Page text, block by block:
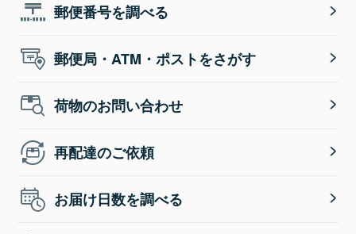
郵便番号を調べる
郵便局・ATM・ポストをさがす
荷物のお問い合わせ
再配達のご依頼
お届け日数を調べる